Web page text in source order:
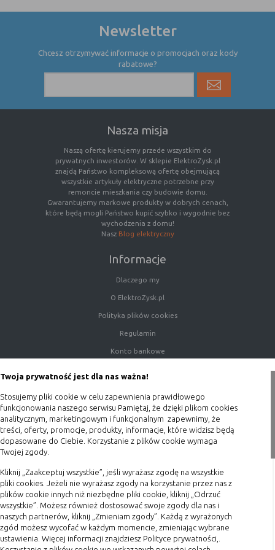
Twoja prywatność jest dla nas ważna!
Stosujemy pliki cookie w celu zapewnienia prawidłowego
funkcjonowania naszego serwisu Pamiętaj, że dzięki plikom cookies
analitycznym, marketingowym i funkcjonalnym zapewnimy, że
treści, oferty, promocje, produkty, informacje, które widzisz będą
dopasowane do Ciebie. Korzystanie z plików cookie wymaga
Twojej zgody.
Kliknij „Zaakceptuj wszystkie”, jeśli wyrażasz zgodę na wszystkie
pliki cookies. Jeżeli nie wyrażasz zgody na korzystanie przez nas z
plików cookie innych niż niezbędne pliki cookie, kliknij „Odrzuć
wszystkie”. Możesz również dostosować swoje zgody dla nas i
naszych partnerów, kliknij „Zmieniam zgody”. Każdą z wyrażonych
zgód możesz wycofać w każdym momencie, zmieniając wybrane
ustawienia. Więcej informacji znajdziesz Polityce prywatności,.
witryny oraz dostępnych na niej funkcji
umożliwiają wyświetlanie reklam,
użytkowników, a jednocześnie
bardziej wartościowe dla wydawców i
reklamodawców, personalizować
do wyświetlania reklam poza stronami
umożliwiają dostosowanie
wyświetlanych informacji do
lokalizacji użytkownika
oglądalności
umożliwiają właścicielom witryn lepiej
zrozumieć preferencje ich
użytkowników i poprzez analizę
ulepszać i rozwijać produkty i usługi.
Zazwyczaj właściciel witryny lub firma
informacje i przetwarza dane na
danych osobowych poszczególnych
użytkowników
E. Rodzaje cookies ze względu na ingerencję w
prywatność użytkownika:
Rodzaj
Nieszkodliwe obejmuje cookies:
- niezbędne do poprawnego działania
witryny
- potrzebne do umożliwienia działania
funkcjonalności witryny, jednak ich
śledzeniem użytkownika
Badające
wykorzystywane do śledzenia
użytkowników, jednak nie obejmują
informacji pozwalających zidentyfikować
danych konkretnego użytkownika
Newsletter
Chcesz otrzymywać informacje o promocjach oraz kody
rabatowe?
Nasza misja
Naszą ofertę kierujemy przede wszystkim do
prywatnych inwestorów. W sklepie ElektroZysk.pl
znajdą Państwo kompleksową ofertę obejmującą
wszystkie artykuły elektryczne potrzebne przy
remoncie mieszkania czy budowie domu.
Gwarantujemy markowe produkty w dobrych cenach,
które będą mogli Państwo kupić szybko i wygodnie bez
wychodzenia z domu!
Nasz Blog elektryczny
Informacje
Dlaczego my
O ElektroZysk.pl
Polityka plików cookies
Regulamin
Konto bankowe
Blog
Zakupy
Terminy realizacji
Koszty przesyłki
Dostawa
Reklamacje
Zwrot towaru